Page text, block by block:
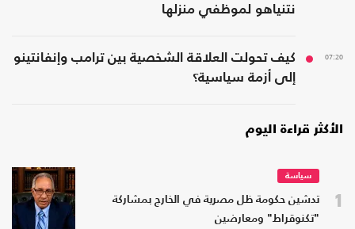
نتنياهو لموظفي منزلها
07:20
كيف تحولت العلاقة الشخصية بين ترامب وإنفانتينو
إلى أزمة سياسية؟
الأكثر قراءة اليوم
1
سياسة
تدشين حكومة ظل مصرية في الخارج بمشاركة
"تكنوقراط" ومعارضين